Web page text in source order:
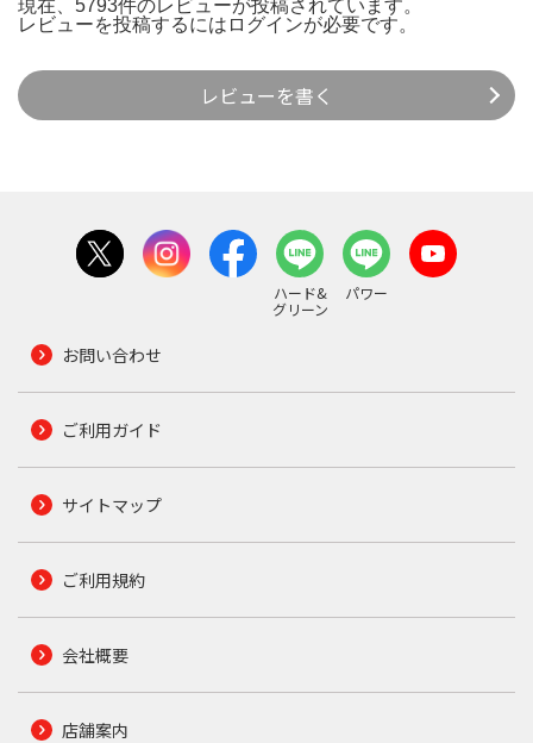
現在、5793件のレビューが投稿されています。
レビューを投稿するには ログインが必要です。
レビューを書く
ハード&
グリーン
パワー
お問い合わせ
ご利用ガイド
サイトマップ
ご利用規約
会社概要
店舗案内